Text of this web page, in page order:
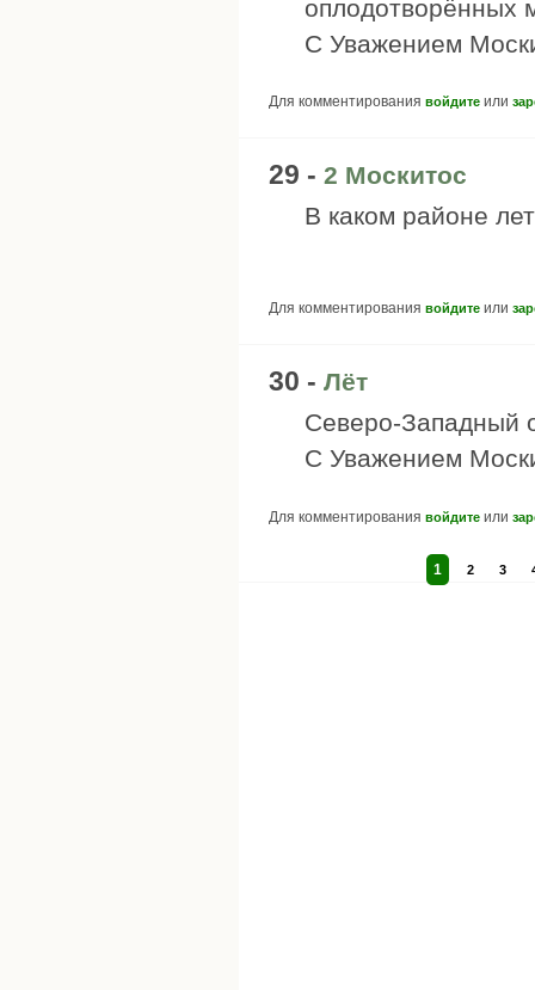
оплодотворённых
С Уважением
Для комментирования войдите или
29 - 2 Москитос
В каком районе
Для комментирования войдите или
30 - Лёт
Северо-Западный
С Уважением
Для комментирования войдите или
1 2 3